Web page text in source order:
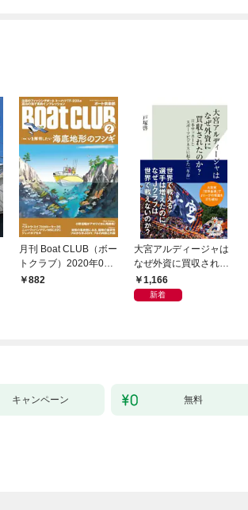
月刊 Boat CLUB（ボー
トクラブ）2020年02
月号882
大宮アルディージャは
なぜ外資に買収された
のか？～日本サッカー
とスポーツビジネスに
1,166
新着
キャンペーン 無料